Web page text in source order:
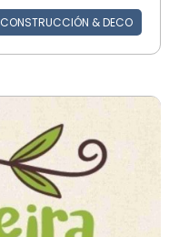
CONSTRUCCIÓN & DECO